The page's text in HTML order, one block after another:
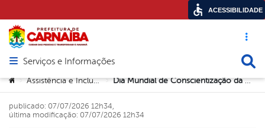
Acesso
Abrir menu principal de navegação
Serviços e Informações
Você está aqui:
> Assistência e Inclusão Social > Dia Mundial de Conscientização da Violência contra a Pessoa Idosa
publicado: 07/07/2026 12h34,
última modificação: 07/07/2026 12h34
ACESSIBILIDADE